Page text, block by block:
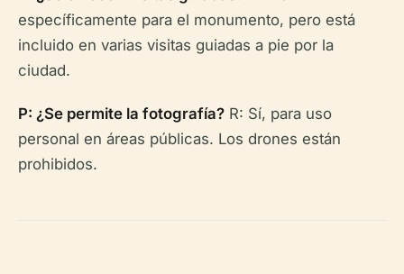
específicamente para el monumento, pero está
incluido en varias visitas guiadas a pie por la
ciudad.
P: ¿Se permite la fotografía? R: Sí, para uso
personal en áreas públicas. Los drones están
prohibidos.